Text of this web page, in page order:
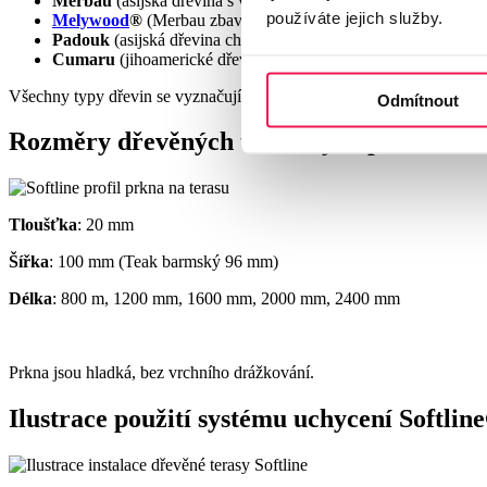
používáte jejich služby.
Odmítnout
Melywood® (Merbau zbavené tříslovin) - NOVINKA!
Padouk (asijská dřevina charakteristické načervenalé barvy)
Cumaru (jihoamerické dřevo světle žlutohnědé barvy) - v
Všechny typy dřevin se vyznačují výbornou odolností proti
Rozměry dřevěných terasových prken:
Tloušťka: 20 mm
Šířka: 100 mm (Teak barmský 96 mm)
Délka: 800 m, 1200 mm, 1600 mm, 2000 mm, 2400 mm
Prkna jsou hladká, bez vrchního drážkování.
Ilustrace použití systému uchycení